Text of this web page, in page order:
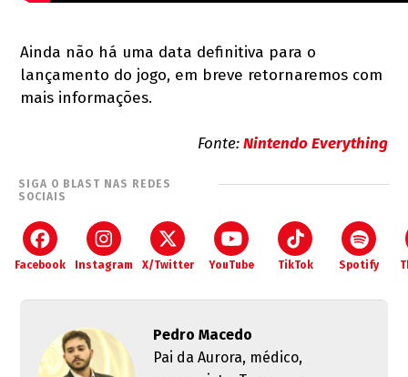
Ainda não há uma data definitiva para o
lançamento do jogo, em breve retornaremos com
mais informações.
Fonte:Nintendo Everything
SIGA O BLAST NAS REDES
SOCIAIS
Facebook Instagram X/Twitter YouTube TikTok Spotify
Pedro Macedo
Pai da Aurora, médico,